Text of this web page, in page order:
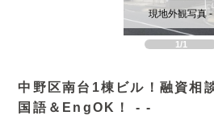
1/1
現地外観写真 -
中野区南台1棟ビル！融資相
国語＆EngOK！ - -